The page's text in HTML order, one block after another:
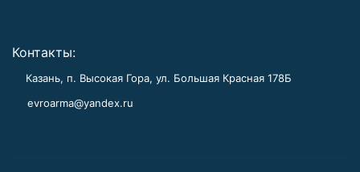
Контакты:
Казань, п. Высокая Гора, ул. Большая Красная 178Б
evroarma@yandex.ru